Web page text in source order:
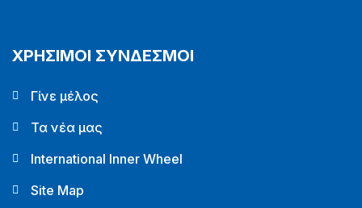
ΧΡΗΣΙΜΟΙ ΣΥΝΔΕΣΜΟΙ
Γίνε μέλος
Τα νέα μας
International Inner Wheel
Site Map